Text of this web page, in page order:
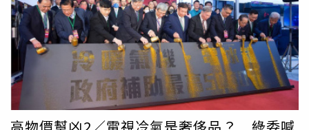
法、環境等都會出現很多變化，希望學生們之後的路會越來
越亮。不過青森大學相關人員透露，其實客座副教授沒有固
定薪水，報酬是依據上課時數來支付；有消息傳出，福原愛
為了維持生活，不僅主動參與綜藝節目，靠「賣蠢」度日，
甚至還將出租自己名下位於東京價值3億日元的豪宅。